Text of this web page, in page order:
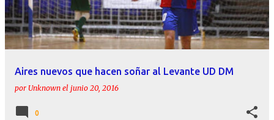
r
a
d
Aires nuevos que hacen soñar al Levante UD DM
por Unknown el junio 20, 2016
0